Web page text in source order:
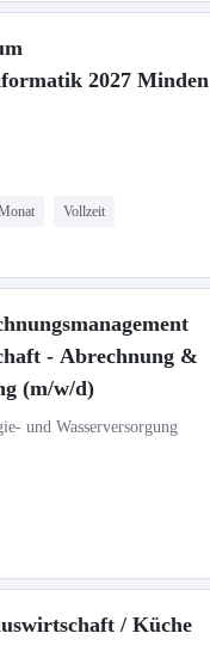
2027 Minden
Vollzeit
- Abrechnung &
(m/w/d)
und Wasserversorgung
/ Küche